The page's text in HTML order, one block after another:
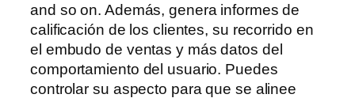
and so on. Además, genera informes de
calificación de los clientes, su recorrido en
el embudo de ventas y más datos del
comportamiento del usuario. Puedes
controlar su aspecto para que se alinee